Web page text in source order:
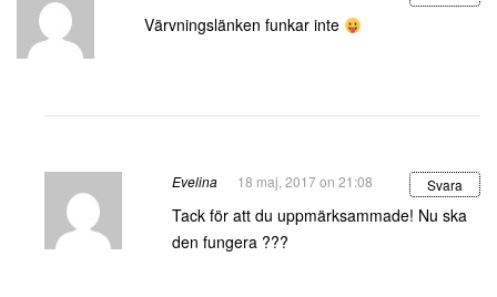
Värvningslänken funkar inte
Evelina 18 maj, 2017 on 21:08 Svara
Tack för att du uppmärksammade! Nu ska
den fungera ???